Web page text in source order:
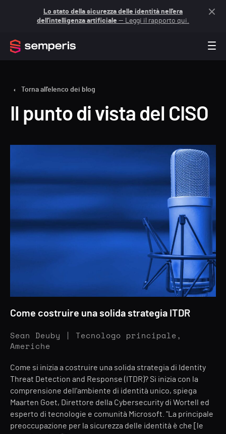
Lo stato della sicurezza delle identità nell'era
dell'intelligenza artificiale — Leggi il rapporto qui.
Torna all'elenco dei blog
Il punto di vista del CISO
Come costruire una solida strategia ITDR
Sean Deuby | Tecnologo principale,
Americhe
Come si inizia a costruire una solida strategia di Identity
Threat Detection and Response (ITDR)? Si inizia con la
comprensione dell'ambiente di identità unico, spiega
Maarten Goet, Direttore della Cybersecurity di Wortell ed
esperto di tecnologie e comunità Microsoft. "La principale
preoccupazione per la sicurezza delle identità è che [le